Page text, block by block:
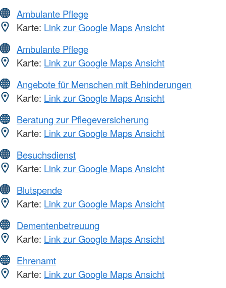
Ambulante Pflege
Karte: Link zur Google Maps Ansicht
Ambulante Pflege
Karte: Link zur Google Maps Ansicht
Angebote für Menschen mit Behinderungen
Karte: Link zur Google Maps Ansicht
Beratung zur Pflegeversicherung
Karte: Link zur Google Maps Ansicht
Besuchsdienst
Karte: Link zur Google Maps Ansicht
Blutspende
Karte: Link zur Google Maps Ansicht
Dementenbetreuung
Karte: Link zur Google Maps Ansicht
Ehrenamt
Karte: Link zur Google Maps Ansicht